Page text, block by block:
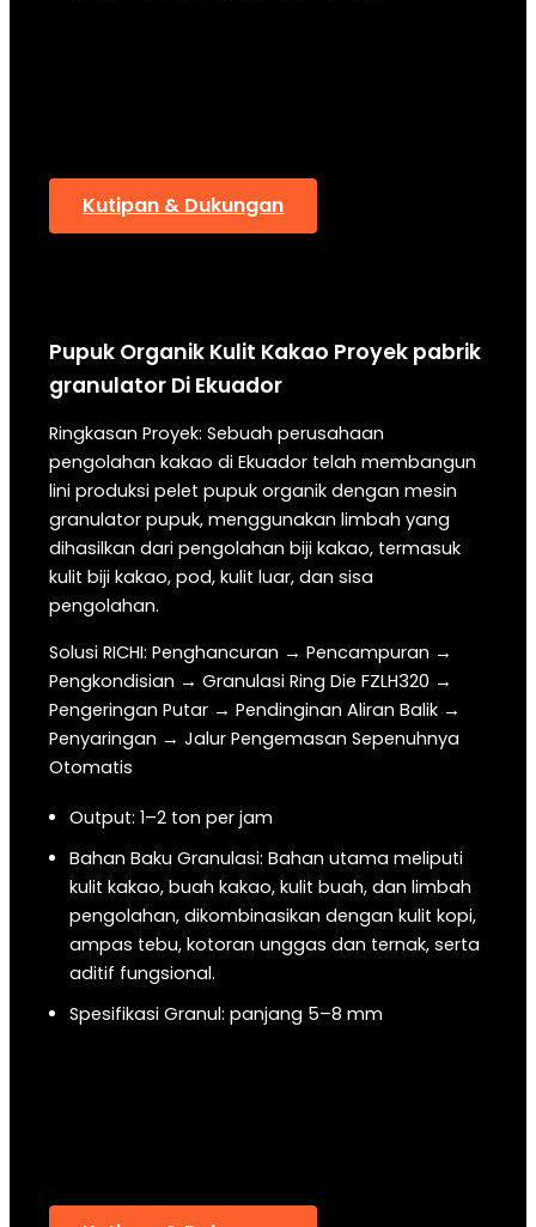
Kutipan & Dukungan
Pupuk Organik Kulit Kakao Proyek pabrik
granulator Di Ekuador
Ringkasan Proyek: Sebuah perusahaan
pengolahan kakao di Ekuador telah membangun
lini produksi pelet pupuk organik dengan mesin
granulator pupuk, menggunakan limbah yang
dihasilkan dari pengolahan biji kakao, termasuk
kulit biji kakao, pod, kulit luar, dan sisa
pengolahan.
Solusi RICHI: Penghancuran → Pencampuran →
Pengkondisian → Granulasi Ring Die FZLH320 →
Pengeringan Putar → Pendinginan Aliran Balik →
Penyaringan → Jalur Pengemasan Sepenuhnya
Otomatis
Output: 1–2 ton per jam
Bahan Baku Granulasi: Bahan utama meliputi
kulit kakao, buah kakao, kulit buah, dan limbah
pengolahan, dikombinasikan dengan kulit kopi,
ampas tebu, kotoran unggas dan ternak, serta
aditif fungsional.
Spesifikasi Granul: panjang 5–8 mm